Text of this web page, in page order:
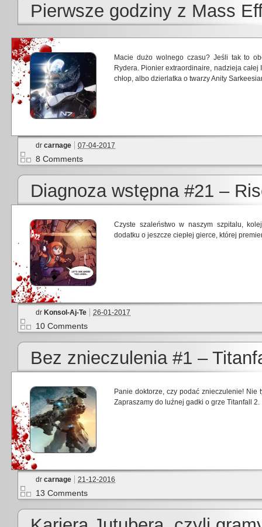
Pierwsze godziny z Mass
Macie dużo wolnego czasu? Jeśli tak to
Rydera. Pionier extraordinaire, nadzieja
chłop, albo dzierlatka o twarzy Anity
dr carnage 07-04-2017
8 Comments
Diagnoza wstępna #21 –
Czyste szaleństwo w naszym szpitalu,
dodatku o jeszcze ciepłej gierce, której
dr Konsol-Aj-Te 26-01-2017
10 Comments
Bez znieczulenia #1 –
Panie doktorze, czy podać znieczulenie! Nie
Zapraszamy do luźnej gadki o grze Titanfall 2.
dr carnage 21-12-2016
13 Comments